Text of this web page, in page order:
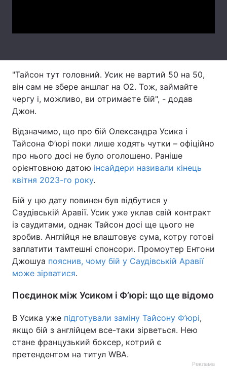
Тема оформлення
"Тайсон тут головний. Усик не вартий 50 на 50,
він сам не збере аншлаг на О2. Тож, займайте
чергу і, можливо, ви отримаєте бій", - додав
Джон.
Відзначимо, що про бій Олександра Усика і
Тайсона Ф’юрі поки лише ходять чутки – офіційно
про нього досі не було оголошено. Раніше
орієнтовною датою інсайдери називали кінець
квітня 2023-го року.
Бій у цю дату повинен був відбутися у
Саудівській Аравії. Усик уже уклав свій контракт
із саудитами, однак Тайсон досі ще цього не
зробив. Англійця не влаштовує сума, котру готові
заплатити тамтешні спонсори. Промоутер Ентони
Джошуа пояснив, чому бій у Саудівській Аравії
може зірватися.
Поєдинок між Усиком і Ф’юрі: що ще відомо
В Усика уже підготували заміну Тайсону Ф’юрі,
якщо бій з англійцем все-таки зірветься. Нею
стане французький боксер, котрий є
претендентом на титул WBA.
Реклама